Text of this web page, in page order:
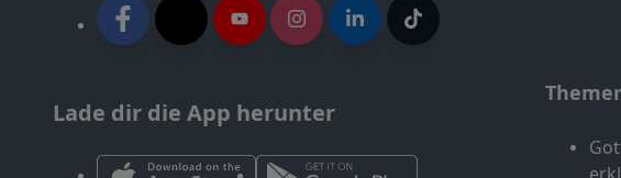
Lade dir die App herunter